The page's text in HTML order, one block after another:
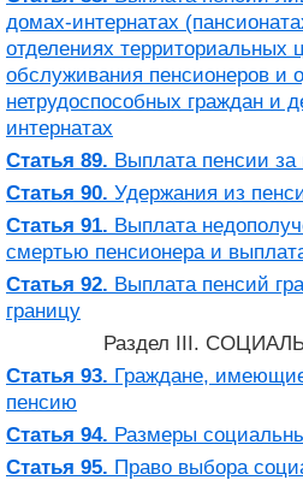
домах-интернатах
отделениях территориальных
обслуживания пенсионеров и
нетрудоспособных граждан и
интернатах
Статья 89. Выплата пенсии
Статья 90. Удержания из
Статья 91. Выплата
смертью пенсионера и
Статья 92. Выплата пенсий
границу
Раздел III.
Статья 93. Граждане,
пенсию
Статья 94. Размеры
Статья 95. Право выбора